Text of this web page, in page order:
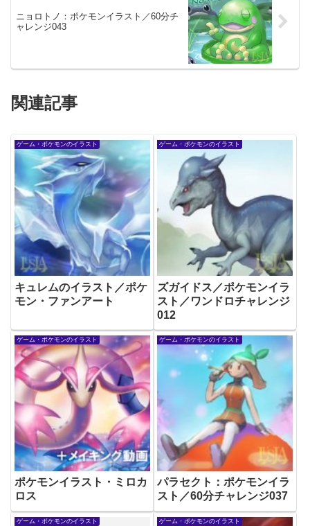
ニョロトノ：ポケモンイラスト／60分チ
ャレンジ043
関連記事
ゲーム・ポケモンのイラスト
キュレムのイラスト／ポケ
モン・ファンアート
ゲーム・ポケモンのイラスト
ズガイドス／ポケモンイラ
スト／ワンドロチャレンジ
012
ゲーム・ポケモンのイラスト
ポケモンイラスト・ミロカ
ロス
ゲーム・ポケモンのイラスト
パラセクト：ポケモンイラ
スト／60分チャレンジ037
ゲーム・ポケモンのイラスト ゲーム・ポケモンのイラスト